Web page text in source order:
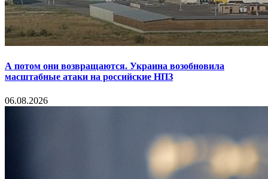
А потом они возвращаются. Украина возобновила
масштабные атаки на российские НПЗ
06.08.2026